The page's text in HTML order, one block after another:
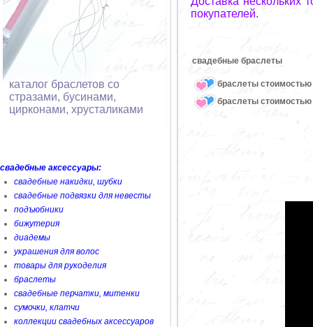
каталог браслетов со
стразами, бусинами,
цирконами, хрусталиками
свадебные аксессуары:
свадебные накидки, шубки
свадебные подвязки для невесты
подъюбники
бижутерия
диадемы
украшения для волос
товары для рукоделия
браслеты
свадебные перчатки, митенки
сумочки, клатчи
коллекции свадебных аксессуаров
покупателей.
свадебные браслеты
браслеты
браслеты стоимостью